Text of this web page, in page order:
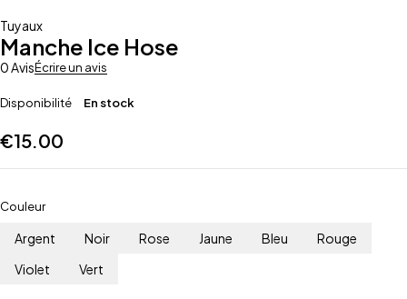
Tuyaux
Manche Ice Hose
0 AvisÉcrire un avis
Disponibilité En stock
€15.00
Couleur
Argent Noir Rose Jaune Bleu
Rouge
Violet
Vert